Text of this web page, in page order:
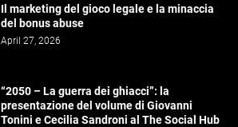
Il marketing del gioco legale e la minaccia
del bonus abuse
April 27, 2026
“2050 – La guerra dei ghiacci”: la
presentazione del volume di Giovanni
Tonini e Cecilia Sandroni al The Social Hub